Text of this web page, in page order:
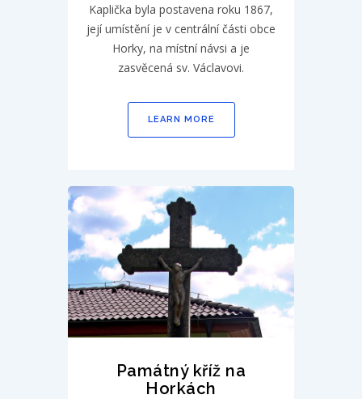
Kaplička byla postavena roku 1867,
její umístění je v centrální části obce
Horky, na místní návsi a je
zasvěcená sv. Václavovi.
LEARN MORE
Památný kříž na
Horkách